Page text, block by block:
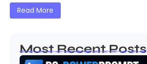
Read More
Most Recent Posts